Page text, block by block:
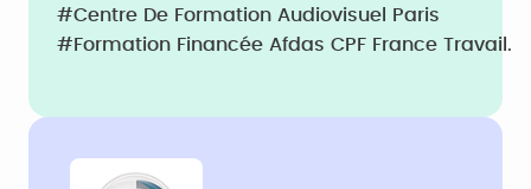
#Centre De Formation Audiovisuel Paris
#Formation Financée Afdas CPF France Travail.